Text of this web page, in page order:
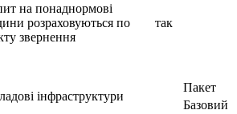
на понаднормові
розраховуються по
звернення
так
інфраструктури
Пакет
Базовий